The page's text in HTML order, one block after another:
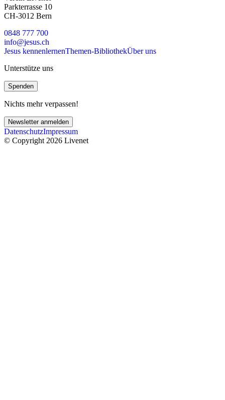
Parkterrasse 10
CH-3012 Bern
0848 777 700
info@jesus.ch
Jesus kennenlernenThemen-BibliothekÜber uns
Unterstütze uns
Spenden
Nichts mehr verpassen!
Newsletter anmelden
DatenschutzImpressum
© Copyright 2026 Livenet